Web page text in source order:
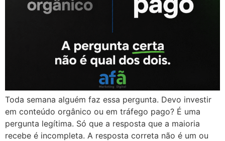
Toda semana alguém faz essa pergunta. Devo investir
em conteúdo orgânico ou em tráfego pago? É uma
pergunta legítima. Só que a resposta que a maioria
recebe é incompleta. A resposta correta não é um ou